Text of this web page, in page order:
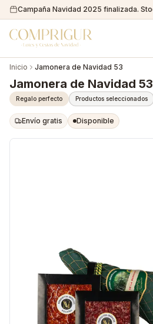
Inicio Jamonera de Navidad 53
Jamonera de Navidad 53
Regalo perfecto Productos seleccionados
Envío gratis Disponible